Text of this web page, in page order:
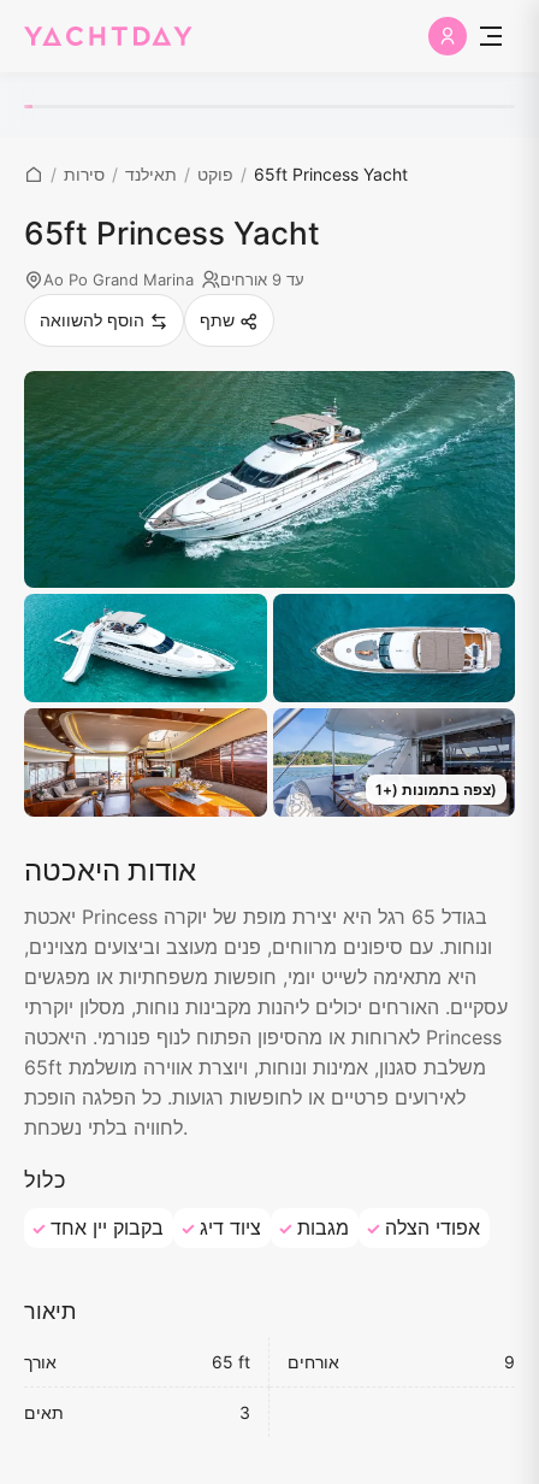
/ סירות / תאילנד / פוקט / 65ft Princess Yacht
65ft Princess Yacht
Ao Po Grand Marina עד 9 אורחים
הוסף להשוואה שתף
צפה בתמונות (+
1 )
אודות היאכטה
יאכטת Princess בגודל 65 רגל היא יצירת מופת של יוקרה
ונוחות. עם סיפונים מרווחים, פנים מעוצב וביצועים מצוינים,
היא מתאימה לשייט יומי, חופשות משפחתיות או מפגשים
עסקיים. האורחים יכולים ליהנות מקבינות נוחות, מסלון יוקרתי
לארוחות או מהסיפון הפתוח לנוף פנורמי. היאכטה Princess
65ft משלבת סגנון, אמינות ונוחות, ויוצרת אווירה מושלמת
לאירועים פרטיים או לחופשות רגועות. כל הפלגה הופכת
לחוויה בלתי נשכחת.
כלול
בקבוק יין אחד ציוד דיג מגבות אפודי הצלה
תיאור
אורך 65 ft אורחים 9
תאים 3